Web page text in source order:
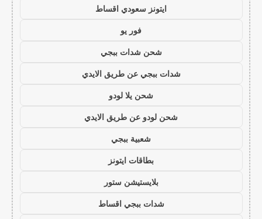
ايتونز سعودي اقساط
فور يو
شحن شدات ببجي
شدات ببجي عن طريق الايدي
شحن يلا لودو
شحن لودو عن طريق الايدي
شعبية ببجي
بطاقات ايتونز
بلايستيشن ستور
شدات ببجي اقساط